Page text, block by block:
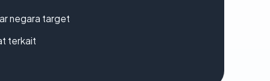
negara target
terkait